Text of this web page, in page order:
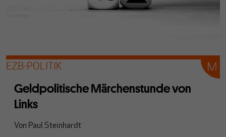
EZB-POLITIK
Geldpolitische Märchenstunde von
Links
Von Paul Steinhardt